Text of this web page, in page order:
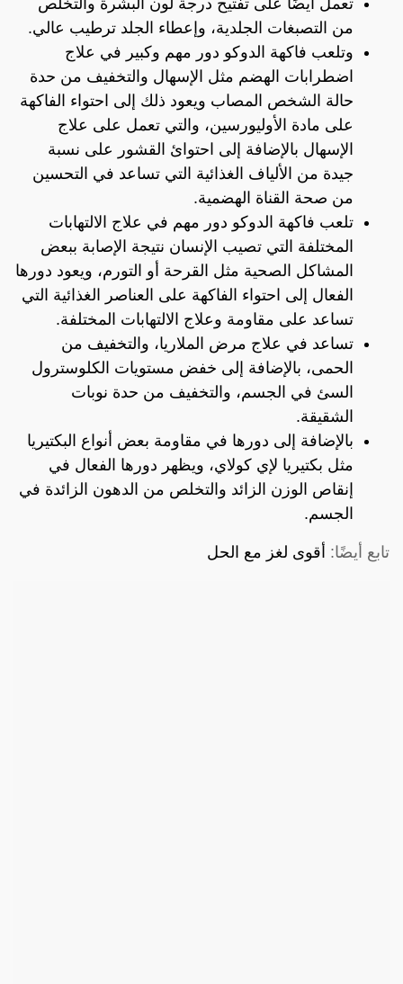
من التصبغات الجلدية، وإعطاء الجلد ترطيب عالي.
وتلعب فاكهة الدوكو دور مهم وكبير في علاج
اضطرابات الهضم مثل الإسهال والتخفيف من حدة
حالة الشخص المصاب ويعود ذلك إلى احتواء الفاكهة
على مادة الأوليورسين، والتي تعمل على علاج
الإسهال بالإضافة إلى احتوائ القشور على نسبة
جيدة من الألياف الغذائية التي تساعد في التحسين
من صحة القناة الهضمية.
تلعب فاكهة الدوكو دور مهم في علاج الالتهابات
المختلفة التي تصيب الإنسان نتيجة الإصابة ببعض
المشاكل الصحية مثل القرحة أو التورم، ويعود دورها
الفعال إلى احتواء الفاكهة على العناصر الغذائية التي
تساعد على مقاومة وعلاج الالتهابات المختلفة.
تساعد في علاج مرض الملاريا، والتخفيف من
الحمى، بالإضافة إلى خفض مستويات الكلوسترول
السئ في الجسم، والتخفيف من حدة نوبات
الشقيقة.
بالإضافة إلى دورها في مقاومة بعض أنواع البكتيريا
مثل بكتيريا لإي كولاي، ويظهر دورها الفعال في
إنقاص الوزن الزائد والتخلص من الدهون الزائدة في
الجسم.
تابع أيضًا: أقوى لغز مع الحل